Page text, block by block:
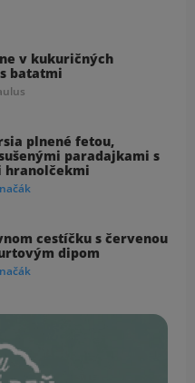
v kukuričných
batatmi
plnené fetou,
paradajkami s
hranolčekmi
cestíčku s červenou
dipom